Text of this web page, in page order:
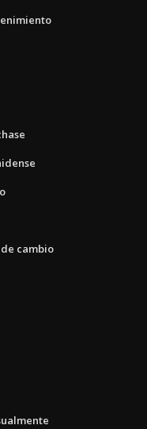
cambio